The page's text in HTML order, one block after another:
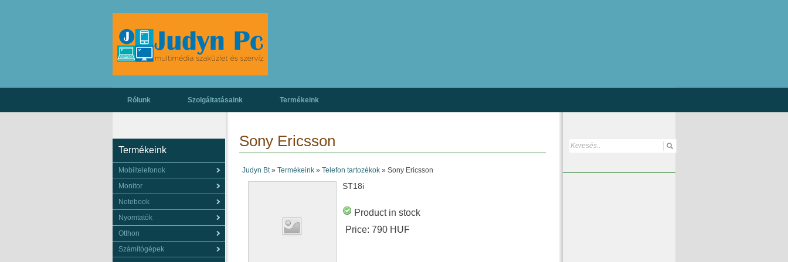
Rólunk Szolgáltatásaink Termékeink
Sony Ericsson
Judyn Bt» Termékeink» Telefon tartozékok» Sony Ericsson
ST18i
Product in stock
Price: 790 HUF
Termékeink
Mobiltelefonok
Monitor
Notebook
Nyomtatók
Otthon
Számítógépek